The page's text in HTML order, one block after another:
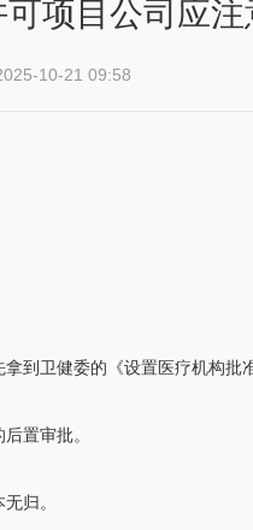
项目公司应注
10-21 09:58
到卫健委的《设置医疗机构
置审批。
归。